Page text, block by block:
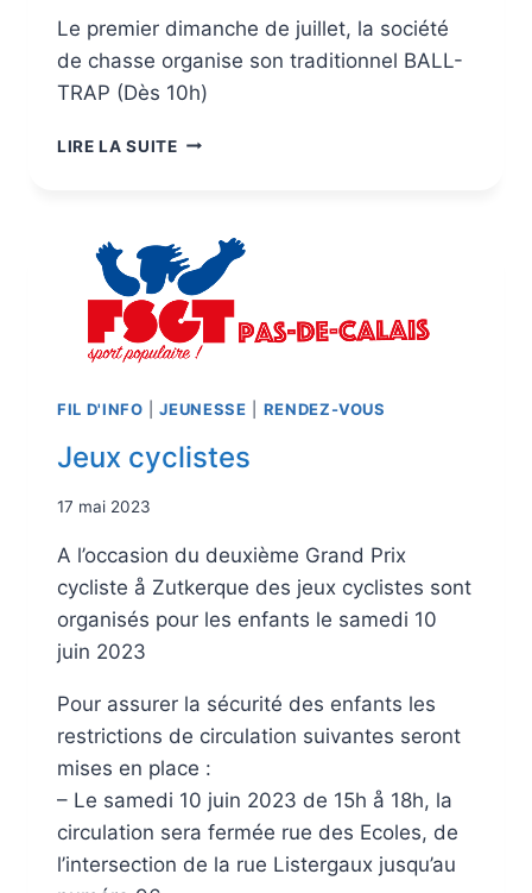
Le premier dimanche de juillet, la société
de chasse organise son traditionnel BALL-
TRAP (Dès 10h)
LIRE LA SUITE
FIL D'INFO |JEUNESSE RENDEZ-VOUS
Jeux cyclistes
17 mai 2023
A l’occasion du deuxième Grand Prix
cycliste å Zutkerque des jeux cyclistes sont
organisés pour les enfants le samedi 10
juin 2023
Pour assurer la sécurité des enfants les
restrictions de circulation suivantes seront
mises en place :
– Le samedi 10 juin 2023 de 15h å 18h, la
circulation sera fermée rue des Ecoles, de
l’intersection de la rue Listergaux jusqu’au